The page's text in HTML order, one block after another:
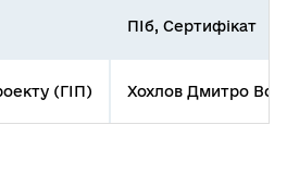
ПІб, Сертифікат
(ГІП) Хохлов Дмитро